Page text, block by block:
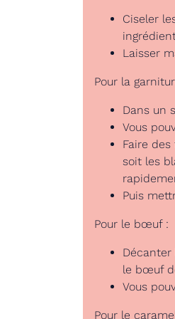
Ciseler
Laisser
Pour la
Dans un
Vous
Faire
soit les
Puis
Pour le bœuf :
Décanter
le bœuf
Vous
Pour le